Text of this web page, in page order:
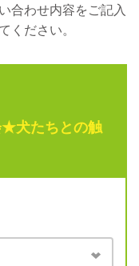
合わせ内容をご記入
ください。
★犬たちとの触